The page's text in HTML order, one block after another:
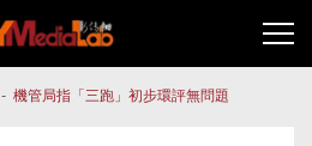
機管局指「三跑」初步環評無問題